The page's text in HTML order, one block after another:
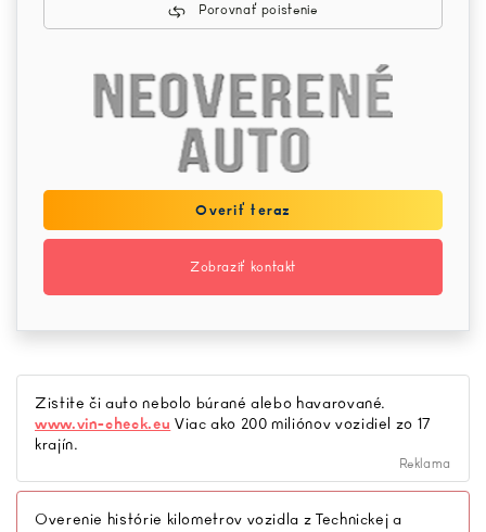
Porovnať poistenie
Overiť teraz
Zobraziť kontakt
Zistite či auto nebolo búrané alebo havarované.
www.vin-check.eu Viac ako 200 miliónov vozidiel zo 17
krajín.
Reklama
Overenie histórie kilometrov vozidla z Technickej a